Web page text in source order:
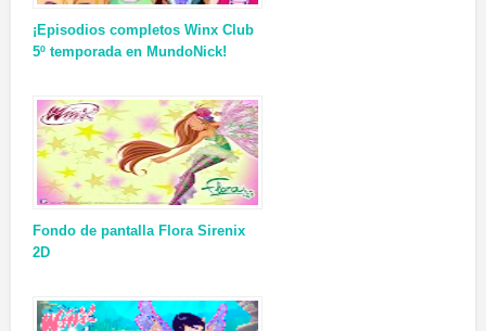
¡Episodios completos Winx Club
5º temporada en MundoNick!
Fondo de pantalla Flora Sirenix
2D